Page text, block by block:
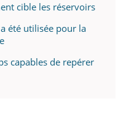
cible les réservoirs
a été utilisée pour la
capables de repérer